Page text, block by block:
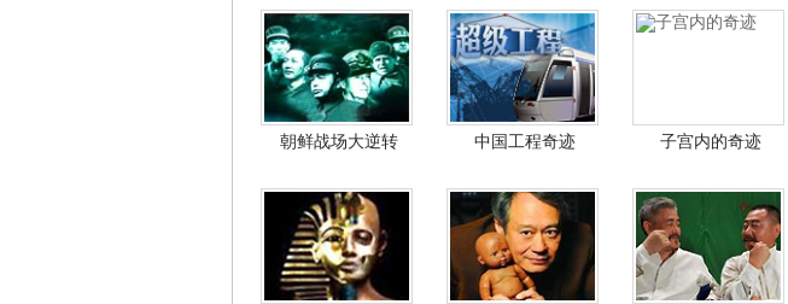
朝鲜战场大逆转 中国工程奇迹 子宫内的奇迹